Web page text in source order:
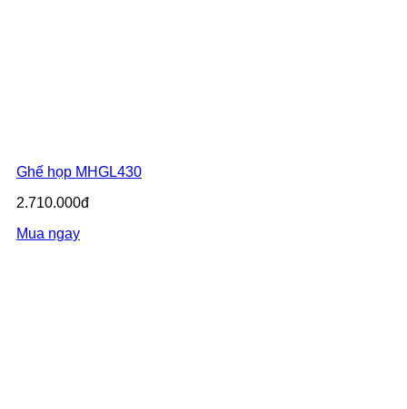
Ghế họp MHGL430
2.710.000đ
Mua ngay